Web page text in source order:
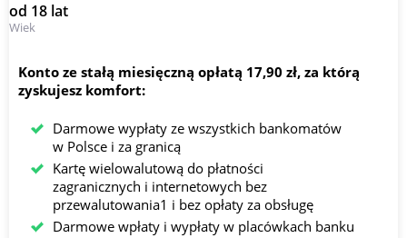
od 18 lat
Wiek
Konto ze stałą miesięczną opłatą 17,90 zł, za którą
zyskujesz komfort:
Darmowe wypłaty ze wszystkich bankomatów
w Polsce i za granicą
Kartę wielowalutową do płatności
zagranicznych i internetowych bez
przewalutowania1 i bez opłaty za obsługę
Darmowe wpłaty i wypłaty w placówkach banku